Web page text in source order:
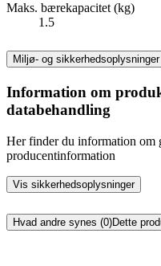
Maks. bærekapacitet (kg)
1.5
Miljø- og sikkerhedsoplysninger
Information om
databehandling
Her finder du information om
producentinformation
Vis sikkerhedsoplysninger
Hvad andre synes (0)Dette